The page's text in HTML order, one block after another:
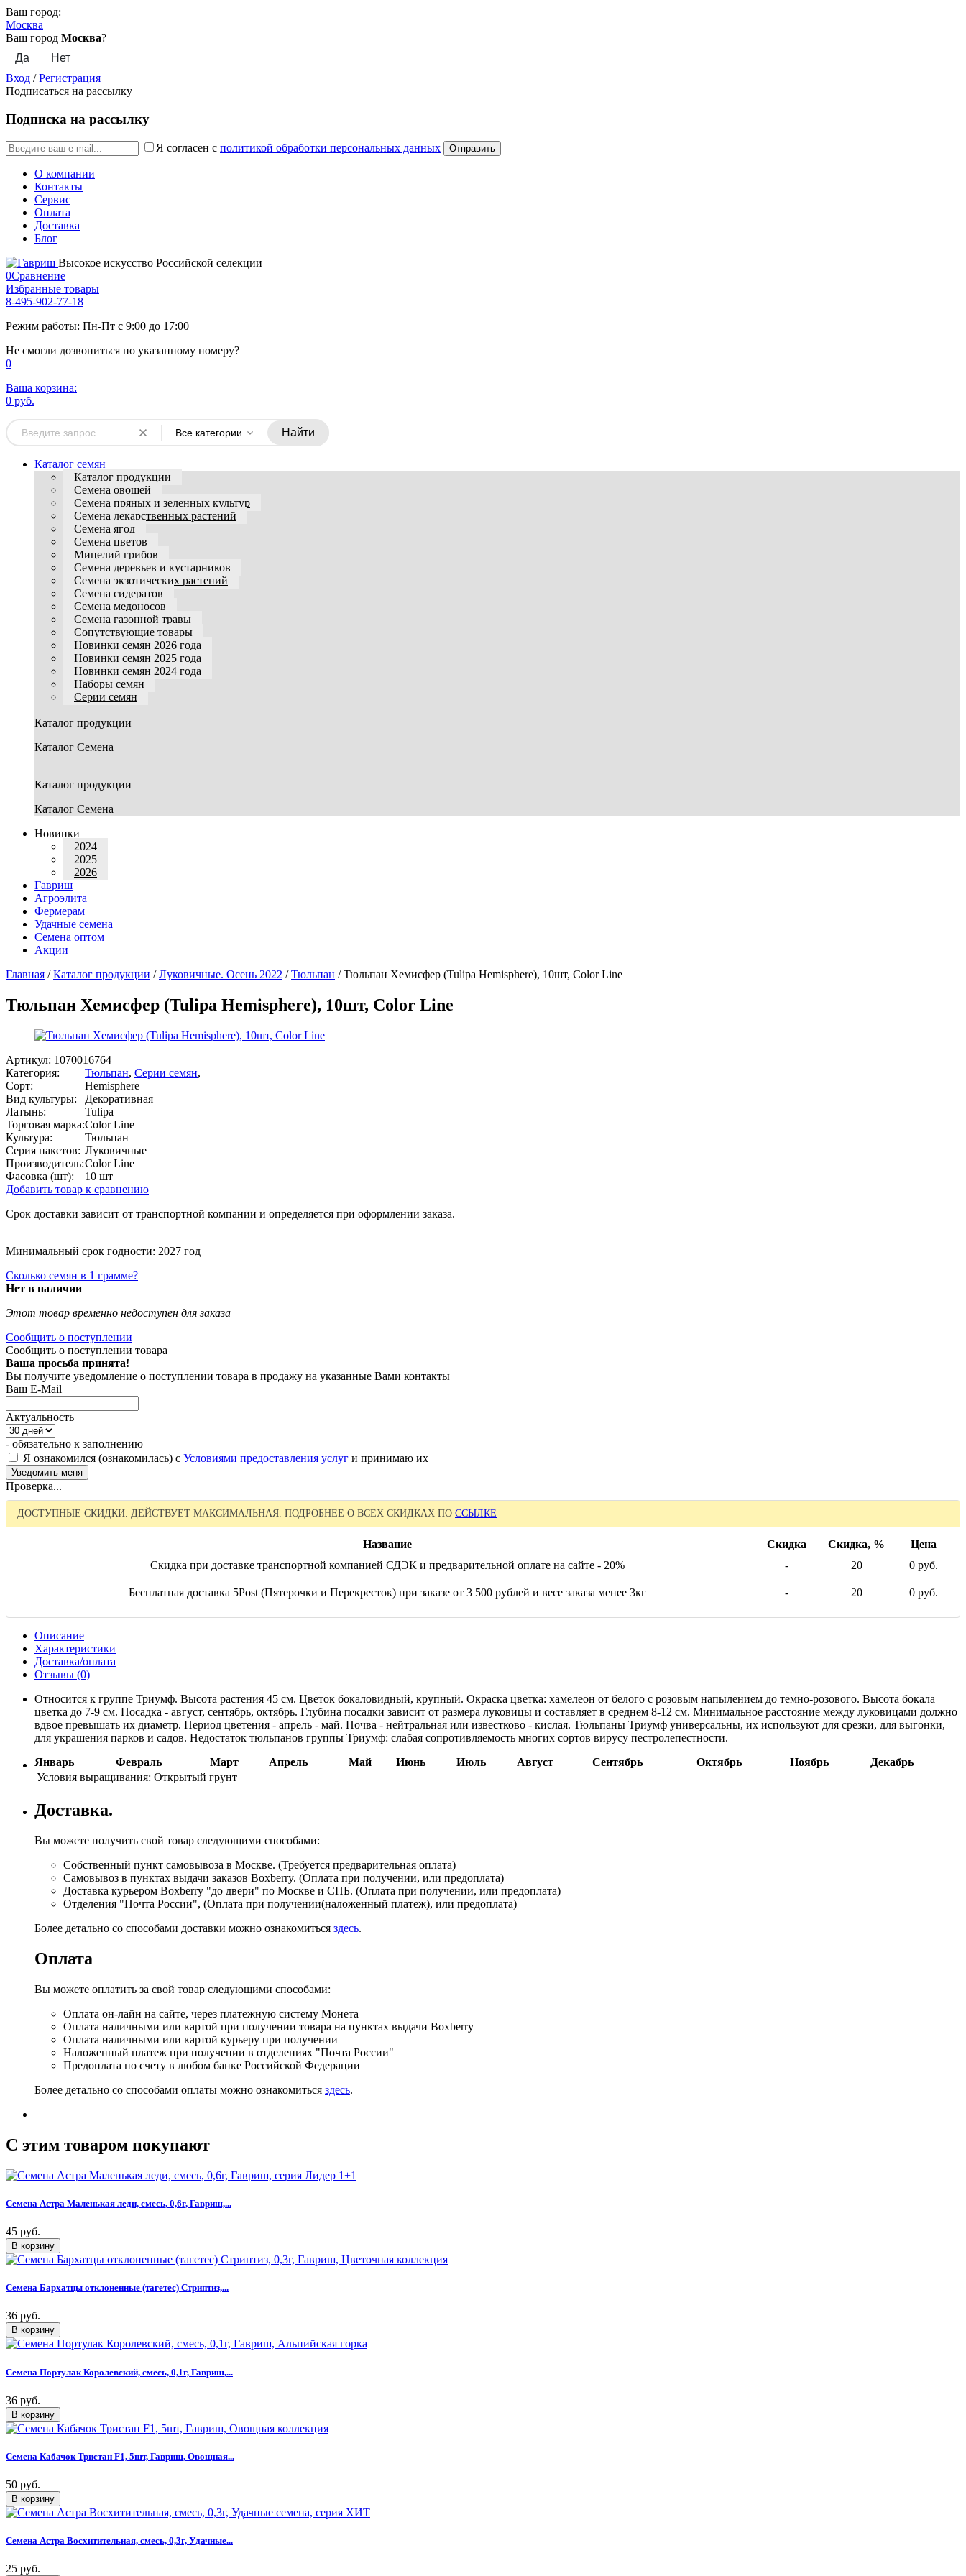
Ваш город:
Москва
Ваш город Москва?
Вход /Регистрация
Подписаться на рассылку
Подписка на рассылку
Я согласен с политикой обработки персональных данных
О компании
Контакты
Сервис
Оплата
Доставка
Блог
Высокое искусство Российской селекции
0Сравнение
Избранные товары
8-495-902-77-18
Режим работы: Пн-Пт с 9:00 до 17:00
Не смогли дозвониться по указанному номеру?
0
Ваша корзина:
0 руб.
Все категории Найти
Каталог семян
Каталог продукции
Семена овощей
Семена пряных и зеленных культур
Семена лекарственных растений
Семена ягод
Семена цветов
Мицелий грибов
Семена деревьев и кустарников
Семена экзотических растений
Семена сидератов
Семена медоносов
Семена газонной травы
Сопутствующие товары
Новинки семян 2026 года
Новинки семян 2025 года
Новинки семян 2024 года
Наборы семян
Серии семян
Каталог продукции
Каталог Семена
Каталог продукции
Каталог Семена
Новинки
2024
2025
2026
Гавриш
Агроэлита
Фермерам
Удачные семена
Семена оптом
Акции
Главная /Каталог продукции /Луковичные. Осень 2022 /Тюльпан /Тюльпан Хемисфер (Tulipa Hemisphere), 10шт, Color Line
Тюльпан Хемисфер (Tulipa Hemisphere), 10шт, Color Line
Артикул: 1070016764
Категория:
Тюльпан, Серии семян,
Сорт:
Hemisphere
Вид культуры:
Декоративная
Латынь:
Tulipa
Торговая марка:Color Line
Культура:
Тюльпан
Серия пакетов: Луковичные
Производитель:Color Line
Фасовка (шт):
10 шт
Добавить товар к сравнению
Срок доставки зависит от транспортной компании и определяется при оформлении заказа.
Минимальный срок годности: 2027 год
Сколько семян в 1 грамме?
Нет в наличии
Этот товар временно недоступен для заказа
Сообщить о поступлении
Сообщить о поступлении товара
Ваша просьба принята!
Вы получите уведомление о поступлении товара в продажу на указанные Вами контакты
Ваш E-Mail
Актуальность
- обязательно к заполнению
Я ознакомился (ознакомилась) с Условиями предоставления услуг и принимаю их
Проверка...
ДОСТУПНЫЕ СКИДКИ. ДЕЙСТВУЕТ МАКСИМАЛЬНАЯ. ПОДРОБНЕЕ О ВСЕХ СКИДКАХ ПО ССЫЛКЕ
Название Скидка Скидка, %
Цена
Скидка при доставке транспортной компанией СДЭК и предварительной оплате на сайте - 20%
- 20 0 руб.
Бесплатная доставка 5Post (Пятерочки и Перекресток) при заказе от 3 500 рублей и весе заказа менее 3кг - 20 0 руб.
Описание
Характеристики
Доставка/оплата
Отзывы (0)
Относится к группе Триумф. Высота растения 45 см. Цветок бокаловидный, крупный. Окраска цветка: хамелеон от белого с розовым напылением до темно-розового. Высота бокала
цветка до 7-9 см. Посадка - август, сентябрь, октябрь. Глубина посадки зависит от размера луковицы и составляет в среднем 8-12 см. Минимальное расстояние между луковицами должно
вдвое превышать их диаметр. Период цветения - апрель - май. Почва - нейтральная или известково - кислая. Тюльпаны Триумф универсальны, их используют для срезки, для выгонки,
для украшения парков и садов. Недостаток тюльпанов группы Триумф: слабая сопротивляемость многих сортов вирусу пестролепестности.
Январь
Февраль Март Апрель Май Июнь Июль Август Сентябрь Октябрь Ноябрь
Декабрь
Условия выращивания: Открытый грунт
Доставка.
Вы можете получить свой товар следующими способами:
Собственный пункт самовывоза в Москве. (Требуется предварительная оплата)
Самовывоз в пунктах выдачи заказов Boxberry. (Оплата при получении, или предоплата)
Доставка курьером Boxberry "до двери" по Москве и СПБ. (Оплата при получении, или предоплата)
Отделения "Почта России", (Оплата при получении(наложенный платеж), или предоплата)
Более детально со способами доставки можно ознакомиться здесь.
Оплата
Вы можете оплатить за свой товар следующими способами:
Оплата он-лайн на сайте, через платежную систему Монета
Оплата наличными или картой при получении товара на пунктах выдачи Boxberry
Оплата наличными или картой курьеру при получении
Наложенный платеж при получении в отделениях "Почта России"
Предоплата по счету в любом банке Российской Федерации
Более детально со способами оплаты можно ознакомиться здесь.
C этим товаром покупают
Семена Астра Маленькая леди, смесь, 0,6г, Гавриш,...
45 руб.
Семена Бархатцы отклоненные (тагетес) Стриптиз,...
36 руб.
Семена Портулак Королевский, смесь, 0,1г, Гавриш,...
36 руб.
Семена Кабачок Тристан F1, 5шт, Гавриш, Овощная...
50 руб.
Семена Астра Восхитительная, смесь, 0,3г, Удачные...
25 руб.